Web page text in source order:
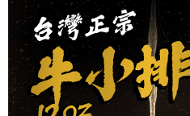
2.付款方式選擇「大哥付你分期」，訂
流程，驗證手機門號後，選擇欲分期
成交易。
3.實際核准額度、可分期數及費用金額
4.訂單成立30分鐘內，如未前往確認
消。如遇「轉專審核」未通過狀況，
法說明評估內容。
【繳款方式說明】
相關說明
【關於「AFTEE先享後付」】
AFTEE先享後付是「在收到商品之後
便利好安心！
１．簡單：不需註冊會員、不需綁卡、
２．便利：只要手機號碼，簡訊認證，
３．安心：先確認商品／服務後，再付
Hami Point
相關說明
「Hami Point」為中華電信所提供之
會員帳號後，即可在購物車使用 Hami
ATM付款